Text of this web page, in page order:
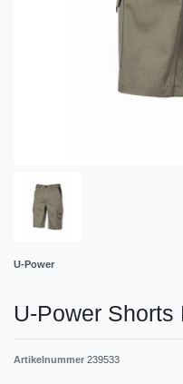
U-Power
U-Power Shorts
Artikelnummer 239533